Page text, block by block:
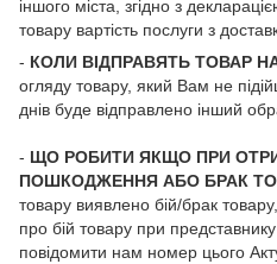
іншого міста, згідно з
товару вартість послуги з
- КОЛИ ВІДПРАВЯТЬ ТОВАР
огляду товару, який Вам не
днів буде відправлено інший
- ЩО РОБИТИ ЯКЩО ПРИ
ПОШКОДЖЕННЯ АБО БРАК
товару виявлено бій/брак
про бій товару при
повідомити нам номер цього